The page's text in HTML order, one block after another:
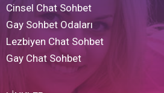
Cinsel Chat Sohbet
Gay Sohbet Odaları
Lezbiyen Chat Sohbet
Gay Chat Sohbet